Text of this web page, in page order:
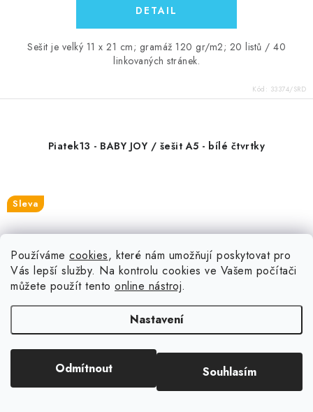
Používáme cookies, které nám umožňují poskytovat pro
Vás lepší služby. Na kontrolu cookies ve Vašem počítači
můžete použít tento online nástroj.
Nastavení
Odmítnout Souhlasím
Sešit je velký 11 x 21 cm; gramáž 120 gr/m2; 20 listů / 40
linkovaných stránek.
Kód: 33374/SRD
Piatek13 - BABY JOY / šešit A5 - bílé čtvrtky
Sleva